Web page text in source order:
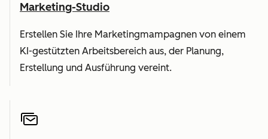
Marketing-Studio
Erstellen Sie Ihre Marketingmampagnen von einem
KI-gestützten Arbeitsbereich aus, der Planung,
Erstellung und Ausführung vereint.